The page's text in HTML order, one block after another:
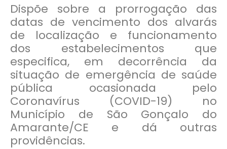
Dispõe sobre a prorrogação das
datas de vencimento dos alvarás
de localização e funcionamento
dos estabelecimentos que
especifica, em decorrência da
situação de emergência de saúde
pública ocasionada pelo
Coronavírus (COVID-19) no
Município de São Gonçalo do
Amarante/CE e dá outras
providências.